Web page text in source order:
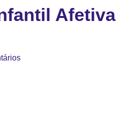
Afetiva